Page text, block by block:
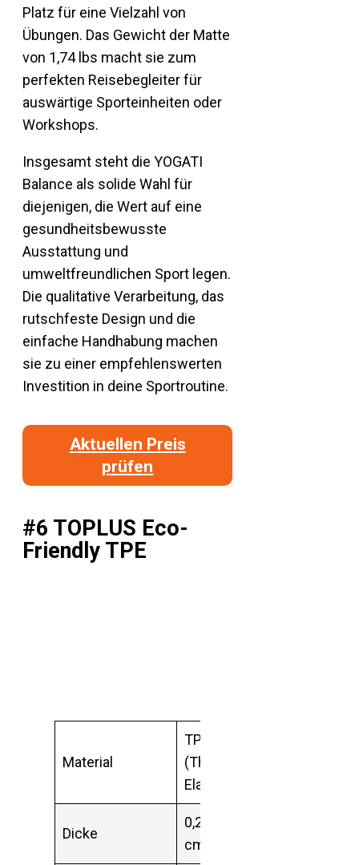
Platz für eine Vielzahl von
Übungen. Das Gewicht der Matte
von 1,74 lbs macht sie zum
perfekten Reisebegleiter für
auswärtige Sporteinheiten oder
Workshops.
Insgesamt steht die YOGATI
Balance als solide Wahl für
diejenigen, die Wert auf eine
gesundheitsbewusste
Ausstattung und
umweltfreundlichen Sport legen.
Die qualitative Verarbeitung, das
rutschfeste Design und die
einfache Handhabung machen
sie zu einer empfehlenswerten
Investition in deine Sportroutine.
Aktuellen Preis
prüfen
#6 TOPLUS Eco-
Friendly TPE
Material
TPE
(Thermoplastische
Elastomere)
Dicke
0,24 Inch (ca. 0,6
cm)